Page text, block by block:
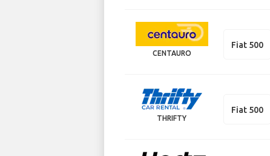
CENTAURO
Fiat 500
THRIFTY
Fiat 500